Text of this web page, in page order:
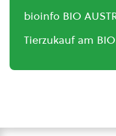
bioinfo BIO
Tierzukauf am